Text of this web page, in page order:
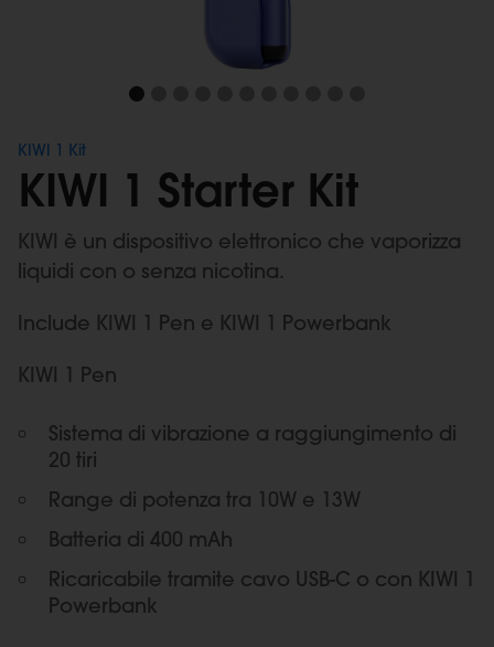
KIWI 1 Kit
KIWI 1 Starter Kit
KIWI è un dispositivo elettronico che vaporizza
liquidi con o senza nicotina.
Include KIWI 1 Pen e KIWI 1 Powerbank
KIWI 1 Pen
Sistema di vibrazione a raggiungimento di
20 tiri
Range di potenza tra 10W e 13W
Batteria di 400 mAh
Ricaricabile tramite cavo USB-C o con KIWI 1
Powerbank